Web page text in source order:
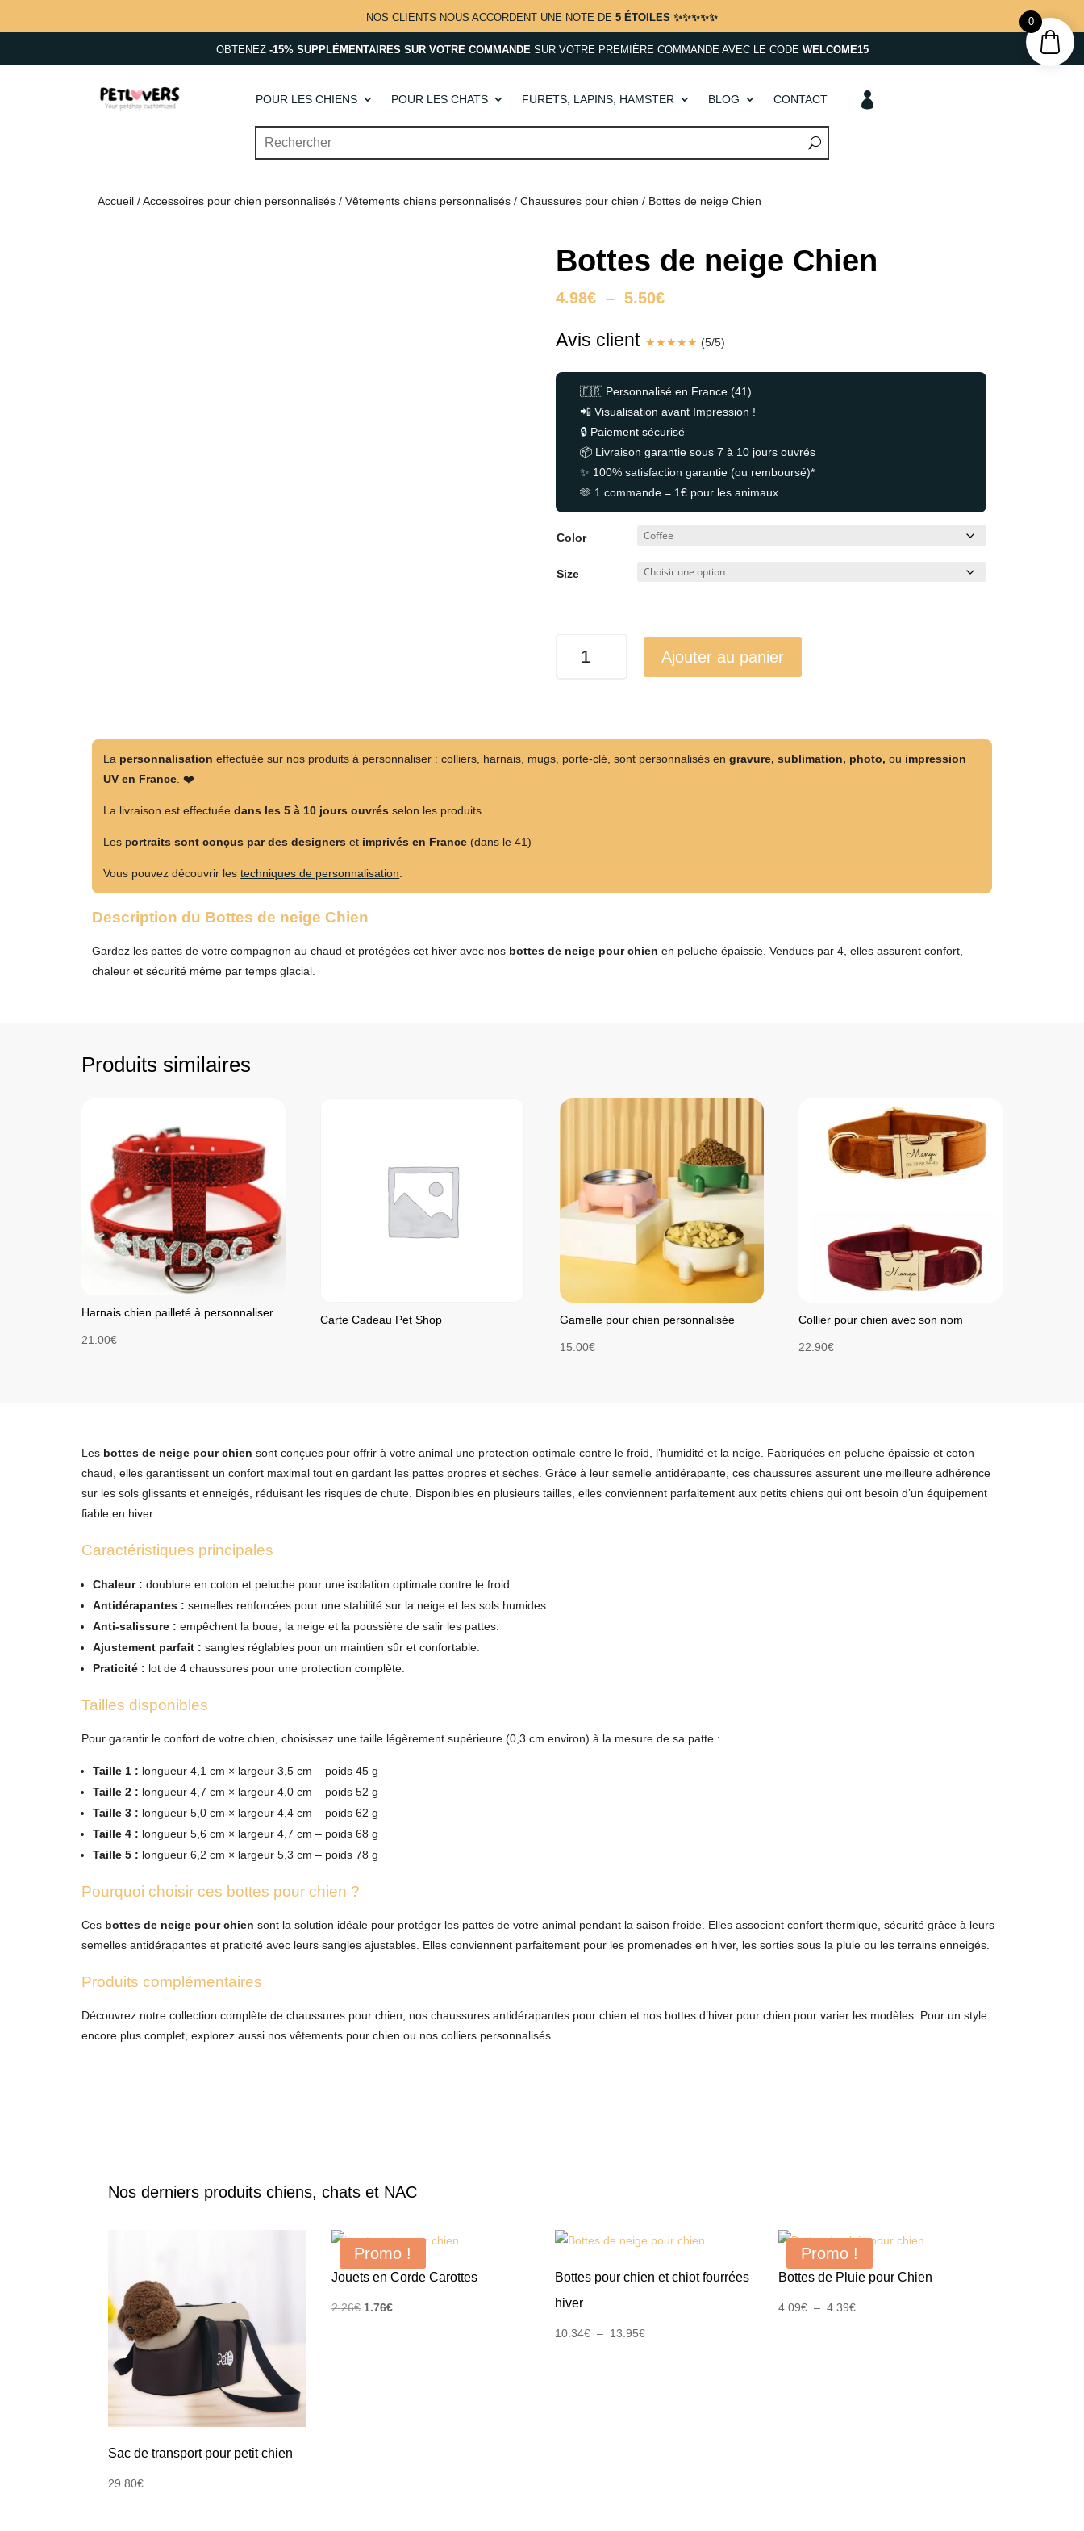
NOS CLIENTS NOUS ACCORDENT UNE NOTE DE 5 ÉTOILES ✨✨✨✨✨
OBTENEZ -15% SUPPLÉMENTAIRES SUR VOTRE COMMANDESUR VOTRE PREMIÈRE COMMANDE AVEC LE CODE WELCOME15
POUR LES CHIENS POUR LES CHATS FURETS, LAPINS, HAMSTER BLOG CONTACT 
Accueil/Accessoires pour chien personnalisés/ Vêtements chiens personnalisés/ Chaussures pour chien / Bottes de neige Chien
Bottes de neige Chien
4.98€ – 5.50€Plage
prix :
à
5.50€
Avis client ☆☆☆☆☆ (5/5)
🇫🇷 Personnalisé en France (41)
📲 Visualisation avant Impression !
🔒 Paiement sécurisé
📦 Livraison garantie sous 7 à 10 jours ouvrés
✨ 100% satisfaction garantie (ou remboursé)*
🫶 1 commande = 1€ pour les animaux
Color
Size
Chien
Ajouter au panier
La personnalisation effectuée sur nos produits à personnaliser : colliers, harnais, mugs, porte-clé, sont personnalisés engravure, sublimation, photo, ou impression
UV en France. ❤️
La livraison est effectuéedans les 5 à 10 jours ouvrés selon les produits.
Les portraits sont conçus par des designers et imprivés en France (dans le 41)
Vous pouvez découvrir lestechniques de personnalisation.
Description du Bottes de neige Chien
Gardez les pattes de votre compagnon au chaud et protégées cet hiver avec nos bottes de neige pour chien en peluche épaissie. Vendues par 4, elles assurent confort,
chaleur et sécurité même par temps glacial.
Produits similaires
Harnais chien pailleté à personnaliser
21.00€
Carte Cadeau Pet Shop Gamelle pour chien personnalisée
15.00€
Collier pour chien avec son nom
22.90€
Les bottes de neige pour chien sont conçues pour offrir à votre animal une protection optimale contre le froid, l’humidité et la neige. Fabriquées en peluche épaissie et coton
chaud, elles garantissent un confort maximal tout en gardant les pattes propres et sèches. Grâce à leur semelle antidérapante, ces chaussures assurent une meilleure adhérence
sur les sols glissants et enneigés, réduisant les risques de chute. Disponibles en plusieurs tailles, elles conviennent parfaitement aux petits chiens qui ont besoin d’un équipement
fiable en hiver.
Caractéristiques principales
Chaleur : doublure en coton et peluche pour une isolation optimale contre le froid.
Antidérapantes : semelles renforcées pour une stabilité sur la neige et les sols humides.
Anti-salissure : empêchent la boue, la neige et la poussière de salir les pattes.
Ajustement parfait : sangles réglables pour un maintien sûr et confortable.
Praticité : lot de 4 chaussures pour une protection complète.
Tailles disponibles
Pour garantir le confort de votre chien, choisissez une taille légèrement supérieure (0,3 cm environ) à la mesure de sa patte :
Taille 1 : longueur 4,1 cm × largeur 3,5 cm – poids 45 g
Taille 2 : longueur 4,7 cm × largeur 4,0 cm – poids 52 g
Taille 3 : longueur 5,0 cm × largeur 4,4 cm – poids 62 g
Taille 4 : longueur 5,6 cm × largeur 4,7 cm – poids 68 g
Taille 5 : longueur 6,2 cm × largeur 5,3 cm – poids 78 g
Pourquoi choisir ces bottes pour chien ?
Ces bottes de neige pour chien sont la solution idéale pour protéger les pattes de votre animal pendant la saison froide. Elles associent confort thermique, sécurité grâce à leurs
semelles antidérapantes et praticité avec leurs sangles ajustables. Elles conviennent parfaitement pour les promenades en hiver, les sorties sous la pluie ou les terrains enneigés.
Produits complémentaires
Découvrez notre collection complète de chaussures pour chien, nos chaussures antidérapantes pour chien et nos bottes d’hiver pour chien pour varier les modèles. Pour un style
encore plus complet, explorez aussi nos vêtements pour chien ou nos colliers personnalisés.
Nos derniers produits chiens, chats et NAC
Sac de transport pour petit chien
29.80€
Promo !
Jouets en Corde Carottes
2.26€ Le
1.76€Le
Bottes pour chien et chiot fourrées
hiver
10.34€ – 13.95€Plage
Promo !
Bottes de Pluie pour Chien
4.09€ – 4.39€Plage
0